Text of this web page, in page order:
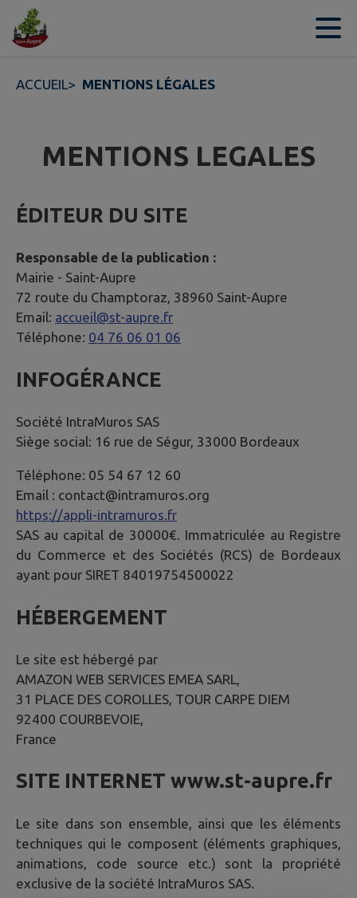
Contenu
ACCUEIL> MENTIONS LÉGALES
MENTIONS LEGALES
ÉDITEUR DU SITE
Responsable de la publication :
Mairie - Saint-Aupre
72 route du Champtoraz, 38960 Saint-Aupre
Email: accueil@st-aupre.fr
Téléphone: 04 76 06 01 06
INFOGÉRANCE
Société IntraMuros SAS
Siège social: 16 rue de Ségur, 33000 Bordeaux
Téléphone: 05 54 67 12 60
Email : contact@intramuros.org
https://appli-intramuros.fr
SAS au capital de 30000€. Immatriculée au Registre
du Commerce et des Sociétés (RCS) de Bordeaux
ayant pour SIRET 84019754500022
HÉBERGEMENT
Le site est hébergé par
AMAZON WEB SERVICES EMEA SARL,
31 PLACE DES COROLLES, TOUR CARPE DIEM
92400 COURBEVOIE,
France
SITE INTERNET www.st-aupre.fr
Le site dans son ensemble, ainsi que les éléments
techniques qui le composent (éléments graphiques,
animations, code source etc.) sont la propriété
exclusive de la société IntraMuros SAS.